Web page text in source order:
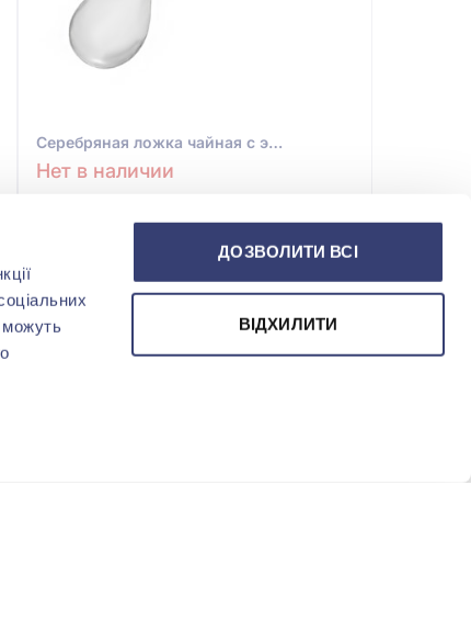
можуть
ДОЗВОЛИТИ ВСІ
ВІДХИЛИТИ
Серебряная ложка чайная с эмалью
Нет в наличии